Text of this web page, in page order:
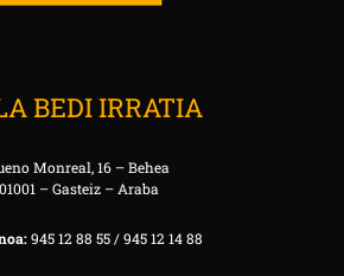
BEDI IRRATIA
Monreal, 16 – Behea
01001 – Gasteiz – Araba
945 12 88 55 / 945 12 14 88